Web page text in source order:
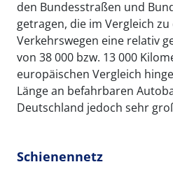
den Bundesstraßen und
getragen, die im Vergleich
Verkehrswegen eine relativ
von 38 000 bzw. 13 000
europäischen Vergleich
Länge an befahrbaren
Deutschland jedoch sehr
Schienennetz